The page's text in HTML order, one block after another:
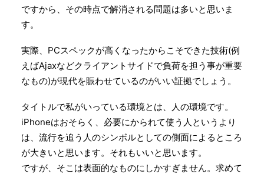
ですから、その時点で解消される問題は多いと思いま
す。
実際、PCスペックが高くなったからこそできた技術(例
えばAjaxなどクライアントサイドで負荷を担う事が重要
なもの)が現代を賑わせているのがいい証拠でしょう。
タイトルで私がいっている環境とは、人の環境です。
iPhoneはおそらく、必要にかられて使う人というより
は、流行を追う人のシンボルとしての側面によるところ
が大きいと思います。それもいいと思います。
ですが、そこは表面的なものにしかすぎません。求めて